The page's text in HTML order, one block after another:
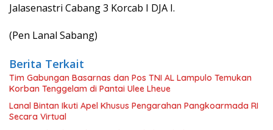
Jalasenastri Cabang 3 Korcab I DJA I.
(Pen Lanal Sabang)
Berita Terkait
Tim Gabungan Basarnas dan Pos TNI AL Lampulo Temukan
Korban Tenggelam di Pantai Ulee Lheue
Lanal Bintan Ikuti Apel Khusus Pengarahan Pangkoarmada RI
Secara Virtual